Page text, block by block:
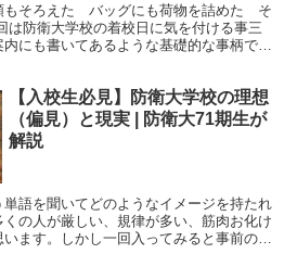
そろえた バッグにも荷物を詰めた そ
は防衛大学校の着校日に気を付ける事三
にも書いてあるような基礎的な事柄です
【入校生必見】防衛大学校の理想
（偏見）と現実 | 防衛大71期生が
解説
語を聞いてどのようなイメージを持たれ
の人が厳しい、規律が多い、筋肉お化け
ます。しかし一回入ってみると事前のイ